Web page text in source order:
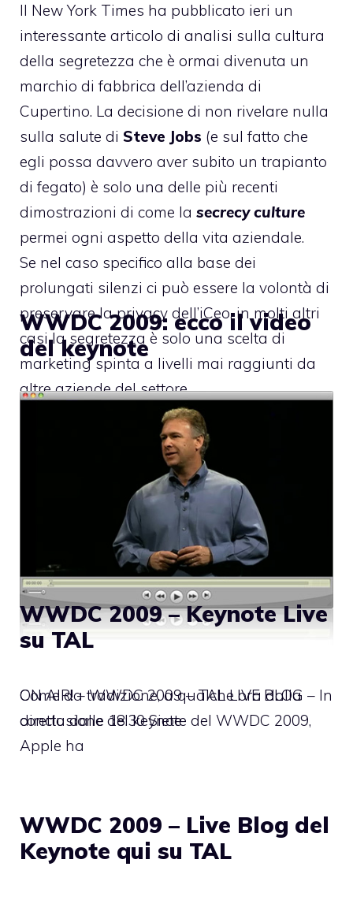
Il New York Times ha pubblicato ieri un
interessante articolo di analisi sulla cultura
della segretezza che è ormai divenuta un
marchio di fabbrica dell’azienda di
Cupertino. La decisione di non rivelare nulla
sulla salute di Steve Jobs (e sul fatto che
egli possa davvero aver subito un trapianto
di fegato) è solo una delle più recenti
dimostrazioni di come la secrecy culture
permei ogni aspetto della vita aziendale.
Se nel caso specifico alla base dei
prolungati silenzi ci può essere la volontà di
preservare la privacy dell’iCeo, in molti altri
casi la segretezza è solo una scelta di
marketing spinta a livelli mai raggiunti da
altre aziende del settore.
WWDC 2009: ecco il video
del keynote
Come da tradizione, a qualche ora dalla
conclusione del keynote del WWDC 2009,
Apple ha
WWDC 2009 – Keynote Live
su TAL
ON AIR! – WWDC 2009 – TAL LIVE BLOG – In
diretta dalle 18:30 Siete
WWDC 2009 – Live Blog del
Keynote qui su TAL